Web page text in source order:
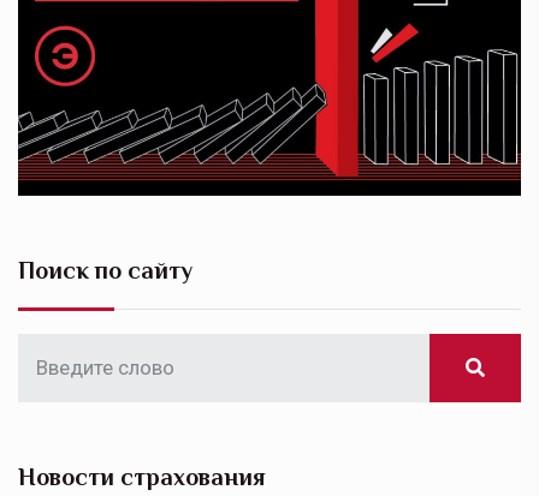
Поиск по сайту
Новости страхования